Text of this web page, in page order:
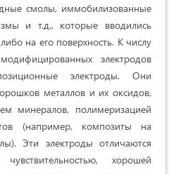
смо­лы, иммобилизованные
и т.д., которые вводились
на его поверхность. К числу
элек­тродов
элек­троды. Они
металлов и их оксидов,
минералов, полимеризацией
(например, композиты на
Эти электроды отличают­ся
хорошей